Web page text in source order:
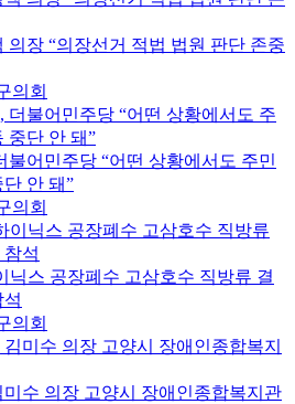
의장 “의장선거 적법 법원 판단 존중
의회
불어민주당 “어떤 상황에서도 주민
안 돼”
의회
닉스 공장폐수 고삼호수 직방류 결
의회
수 의장 고양시 장애인종합복지관